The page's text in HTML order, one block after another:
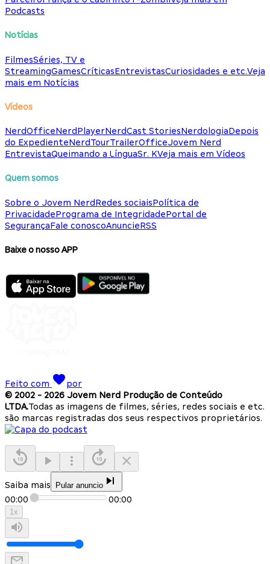
Podcasts
Notícias
FilmesSéries, TV e
StreamingGamesCríticasEntrevistasCuriosidades e etc.Veja
mais em Notícias
Vídeos
NerdOfficeNerdPlayerNerdCast StoriesNerdologiaDepois
do ExpedienteNerdTourTrailerOfficeJovem Nerd
EntrevistaQueimando a LínguaSr. KVeja mais em Vídeos
Quem somos
Sobre o Jovem NerdRedes sociaisPolítica de
PrivacidadePrograma de IntegridadePortal de
SegurançaFale conoscoAnuncieRSS
Baixe o nosso APP
Feito com
por
© 2002 - 2026 Jovem Nerd Produção de Conteúdo
LTDA.Todas as imagens de filmes, séries, redes sociais e etc.
são marcas registradas dos seus respectivos proprietários.
Saiba mais Pular anuncio
00:00 00:00
1x